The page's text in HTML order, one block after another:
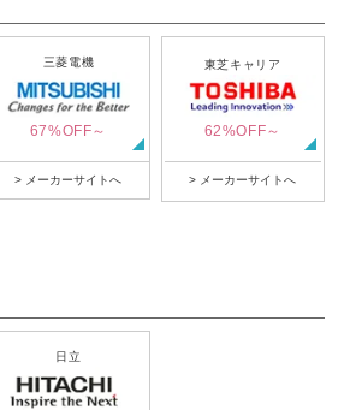
三菱電機
67%OFF～
> メーカーサイトへ
東芝キャリア
62%OFF～
> メーカーサイトへ
日立